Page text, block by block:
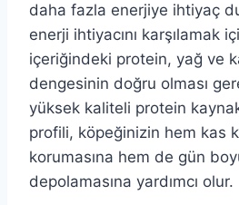
daha fazla enerjiye ihtiyaç
enerji ihtiyacını karşılamak
içeriğindeki protein, yağ ve
dengesinin doğru olması
yüksek kaliteli protein
profili, köpeğinizin hem kas
korumasına hem de gün
depolamasına yardımcı olur.